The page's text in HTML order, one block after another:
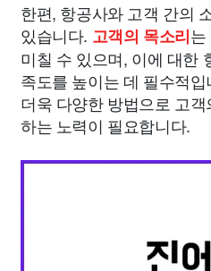
한편, 항공사와 고객 간의
있습니다. 고객의 목소리
미칠 수 있으며, 이에 대한
족도를 높이는 데 필수적
더욱 다양한 방법으로 고
하는 노력이 필요합니다.